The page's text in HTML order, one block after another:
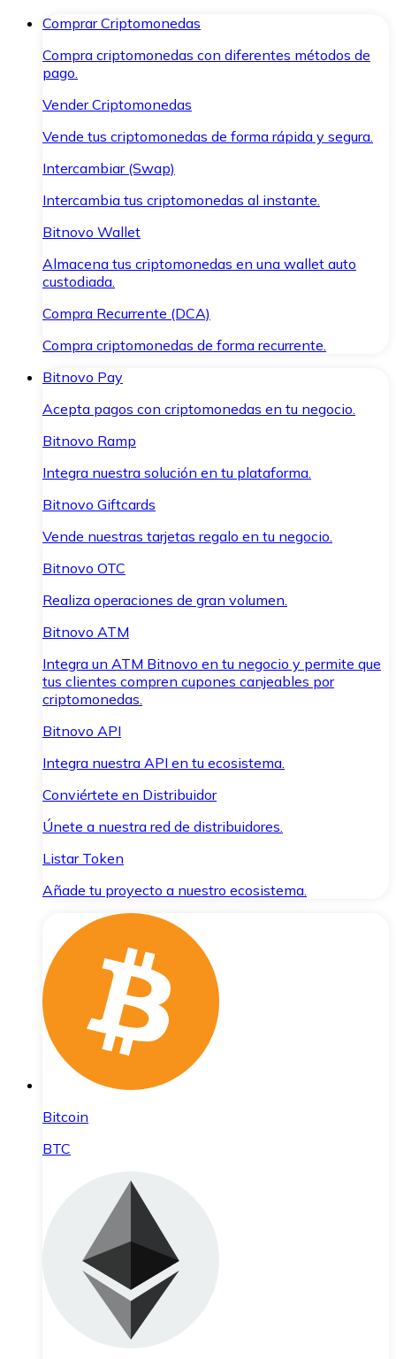
Comprar Criptomonedas
Compra criptomonedas con diferentes métodos de
pago.
Vender Criptomonedas
Vende tus criptomonedas de forma rápida y segura.
Intercambiar (Swap)
Intercambia tus criptomonedas al instante.
Bitnovo Wallet
Almacena tus criptomonedas en una wallet auto
custodiada.
Compra Recurrente (DCA)
Compra criptomonedas de forma recurrente.
Bitnovo Pay
Acepta pagos con criptomonedas en tu negocio.
Bitnovo Ramp
Integra nuestra solución en tu plataforma.
Bitnovo Giftcards
Vende nuestras tarjetas regalo en tu negocio.
Bitnovo OTC
Realiza operaciones de gran volumen.
Bitnovo ATM
Integra un ATM Bitnovo en tu negocio y permite que
tus clientes compren cupones canjeables por
criptomonedas.
Bitnovo API
Integra nuestra API en tu ecosistema.
Conviértete en Distribuidor
Únete a nuestra red de distribuidores.
Listar Token
Añade tu proyecto a nuestro ecosistema.
Bitcoin
BTC